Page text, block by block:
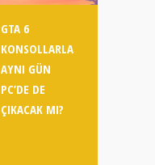
GTA 6
KONSOLLARLA
AYNI GÜN
PC’DE DE
ÇIKACAK MI?